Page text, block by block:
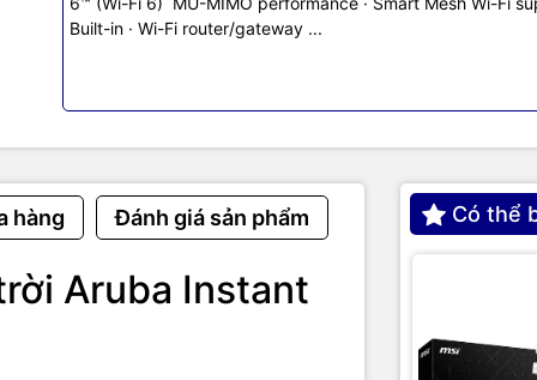
Built-in · Wi-Fi router/gateway ...
hàng Đánh giá sản phẩm
Aruba Instant
Có thể
cải thiện thông lượng để đảm bảo chất lượng trải nghiệm của
MU-MIMO:Với MU-MIMO, thiết bị phát Wifi Aruba Instant On AP22
OFDMA (Orthogonal Frequency Division Multiple Access):
Advanced Cellular Coexistence):Sử dụng tính năng lọc tích hợp,
Coexistence (ACC) tối đa hóa hiệu suất bằng cách giảm
LTE.
nối khá đơn giản với chỉ một cổng nguồn, cổng cấp mạng LAN
công nghệ 802.11ac Wave 2.0 gúp tăng băng thông và tốc độ